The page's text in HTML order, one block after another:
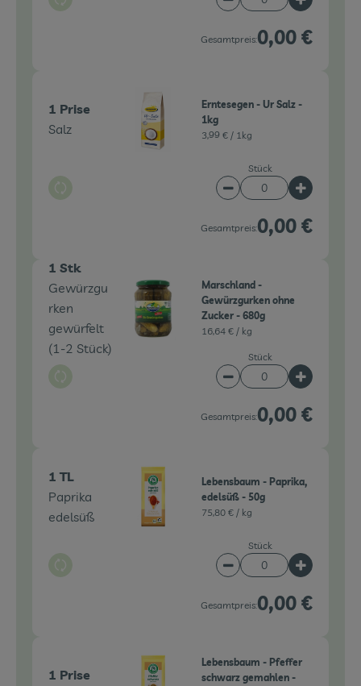
Auswahl ändern Artikelanzahl
Gesamtpreis:0,00 €
1 Prise
Salz
Auswahl ändern
Erntesegen - Ur Salz -
1kg
3,99 € / 1kg
Stück
Artikelanzahl
Gesamtpreis:0,00 €
1 Stk
Gewürzgu
rken
gewürfelt
(1-2 Stück)
Auswahl ändern
Marschland -
Gewürzgurken ohne
Zucker - 680g
16,64 € / kg
Stück
Artikelanzahl
Gesamtpreis:0,00 €
1 TL
Paprika
edelsüß
Auswahl ändern
Lebensbaum - Paprika,
edelsüß - 50g
75,80 € / kg
Stück
Artikelanzahl
Gesamtpreis:0,00 €
1 Prise
Lebensbaum - Pfeffer
schwarz gemahlen -